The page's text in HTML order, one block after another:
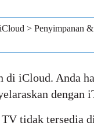
> Penyimpanan
iCloud. Anda
dengan
tidak tersedia